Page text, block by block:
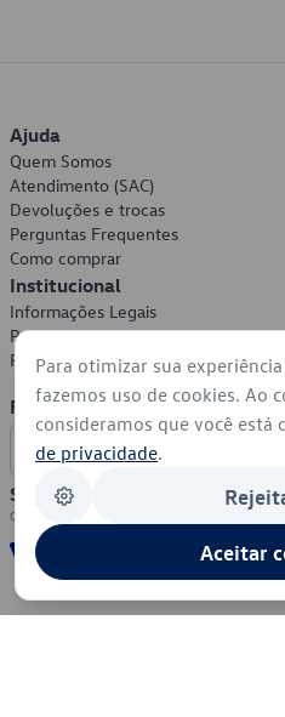
Ajuda
Quem Somos
Atendimento (SAC)
Devoluções e trocas
Perguntas Frequentes
Como comprar
Institucional
Informações Legais
Política de Privacidade
Política de Cookies
Formas de Pagamento
Segurança
Para otimizar sua
fazemos uso de cookies. Ao
consideramos que você está
de privacidade.
Aceitar